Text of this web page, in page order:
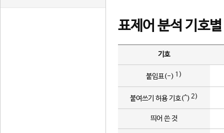
표제어 분석 기호
기호
붙임표(-) 1)
붙여쓰기 허용 기호(^) 2)
띄어 쓴 것